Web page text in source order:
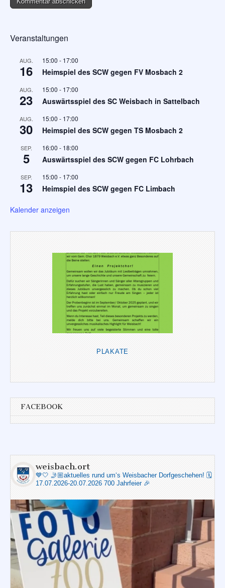
Veranstaltungen
AUG.
16
15:00 - 17:00
Heimspiel des SCW gegen FV Mosbach 2
AUG.
23
15:00 - 17:00
Auswärtsspiel des SC Weisbach in Sattelbach
AUG.
30
15:00 - 17:00
Heimspiel des SCW gegen TS Mosbach 2
SEP.
5
16:00 - 18:00
Auswärtsspiel des SCW gegen FC Lohrbach
SEP.
13
15:00 - 17:00
Heimspiel des SCW gegen FC Limbach
Kalender anzeigen
PLAKATE
FACEBOOK
weisbach.ort
💙🤍 🤳🏼aktuelles rund um‘s Weisbacher Dorfgeschehen! 🗓️
17.07.2026-20.07.2026 700 Jahrfeier 🎉